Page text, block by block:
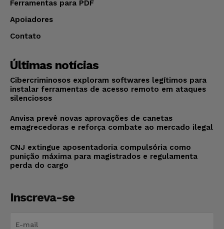
Ferramentas para PDF
Apoiadores
Contato
Últimas notícias
Cibercriminosos exploram softwares legítimos para
instalar ferramentas de acesso remoto em ataques
silenciosos
Anvisa prevê novas aprovações de canetas
emagrecedoras e reforça combate ao mercado ilegal
CNJ extingue aposentadoria compulsória como
punição máxima para magistrados e regulamenta
perda do cargo
Inscreva-se